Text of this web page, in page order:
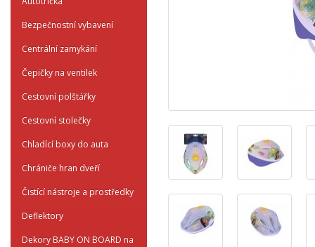
Bezpečnostní vybavení
Centrální zamykání
Čepičky na ventilek
Cestovní polštářky
Cestovní stolečky
Chladící boxy do auta
Chrániče hran dveří
Čistící nástroje a prostředky
Deflektory
Dekory BABY ON BOARD na